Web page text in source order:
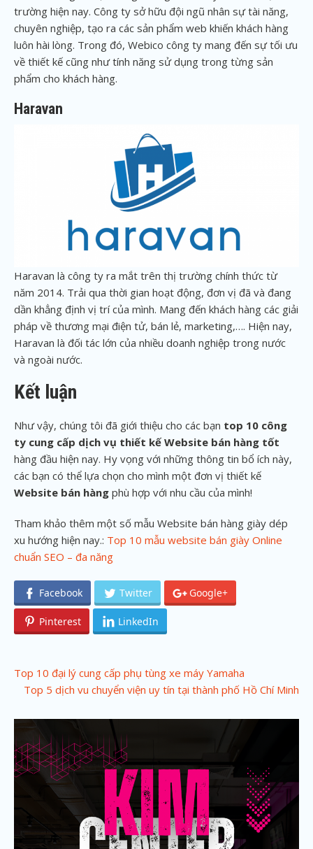
trường hiện nay. Công ty sở hữu đội ngũ nhân sự tài năng,
chuyên nghiệp, tạo ra các sản phẩm web khiến khách hàng
luôn hài lòng. Trong đó, Webico công ty mang đến sự tối ưu
về thiết kế cũng như tính năng sử dụng trong từng sản
phẩm cho khách hàng.
Haravan
Haravan là công ty ra mắt trên thị trường chính thức từ
năm 2014. Trải qua thời gian hoạt động, đơn vị đã và đang
dần khẳng định vị trí của mình. Mang đến khách hàng các giải
pháp về thương mại điện tử, bán lẻ, marketing,…. Hiện nay,
Haravan là đối tác lớn của nhiều doanh nghiệp trong nước
và ngoài nước.
Kết luận
Như vậy, chúng tôi đã giới thiệu cho các bạn top 10 công
ty cung cấp dịch vụ thiết kế Website bán hàng tốt
hàng đầu hiện nay. Hy vọng với những thông tin bổ ích này,
các bạn có thể lựa chọn cho mình một đơn vị thiết kế
Website bán hàng phù hợp với nhu cầu của mình!
Tham khảo thêm một số mẫu Website bán hàng giày dép
xu hướng hiện nay.: Top 10 mẫu website bán giày Online
chuẩn SEO – đa năng
Facebook Twitter Google+
Pinterest LinkedIn
P
s
t
n
a
g
Top 10 đại lý cung cấp phụ tùng xe máy Yamaha
Top 5 dịch vu chuyển viện uy tín tại thành phố Hồ Chí Minh